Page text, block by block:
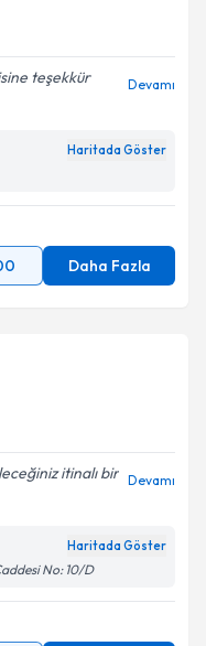
ilişkinAydınlatma
belirtilen
teşekkür
Devamı
Haritada Göster
Daha Fazla
itinalı bir Devamı
Haritada Göster
No: 10/D